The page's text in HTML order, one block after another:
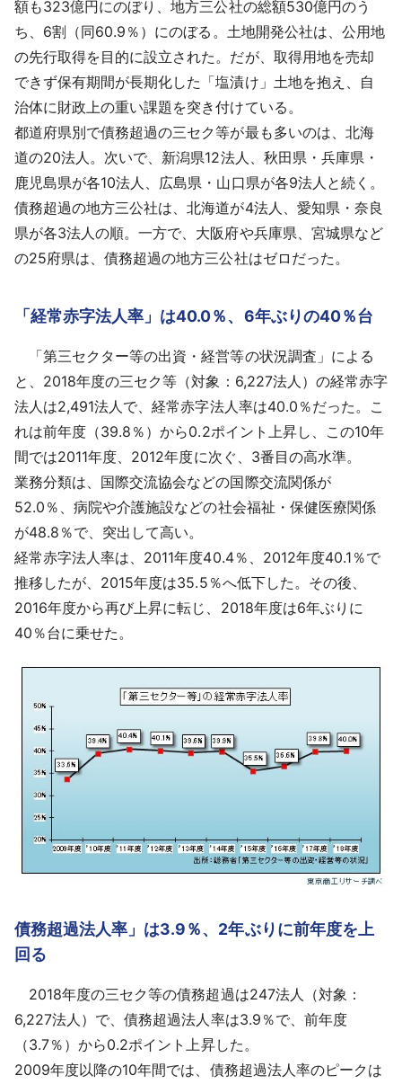
額も323億円にのぼり、地方三公社の総額530億円のう
ち、6割（同60.9％）にのぼる。土地開発公社は、公用地
の先行取得を目的に設立された。だが、取得用地を売却
できず保有期間が長期化した「塩漬け」土地を抱え、自
治体に財政上の重い課題を突き付けている。
都道府県別で債務超過の三セク等が最も多いのは、北海
道の20法人。次いで、新潟県12法人、秋田県・兵庫県・
鹿児島県が各10法人、広島県・山口県が各9法人と続く。
債務超過の地方三公社は、北海道が4法人、愛知県・奈良
県が各3法人の順。一方で、大阪府や兵庫県、宮城県など
の25府県は、債務超過の地方三公社はゼロだった。
「経常赤字法人率」は40.0％、6年ぶりの40％台
「第三セクター等の出資・経営等の状況調査」による
と、2018年度の三セク等（対象：6,227法人）の経常赤字
法人は2,491法人で、経常赤字法人率は40.0％だった。こ
れは前年度（39.8％）から0.2ポイント上昇し、この10年
間では2011年度、2012年度に次ぐ、3番目の高水準。
業務分類は、国際交流協会などの国際交流関係が
52.0％、病院や介護施設などの社会福祉・保健医療関係
が48.8％で、突出して高い。
経常赤字法人率は、2011年度40.4％、2012年度40.1％で
推移したが、2015年度は35.5％へ低下した。その後、
2016年度から再び上昇に転じ、2018年度は6年ぶりに
40％台に乗せた。
債務超過法人率」は3.9％、2年ぶりに前年度を上
回る
2018年度の三セク等の債務超過は247法人（対象：
6,227法人）で、債務超過法人率は3.9％で、前年度
（3.7％）から0.2ポイント上昇した。
2009年度以降の10年間では、債務超過法人率のピークは